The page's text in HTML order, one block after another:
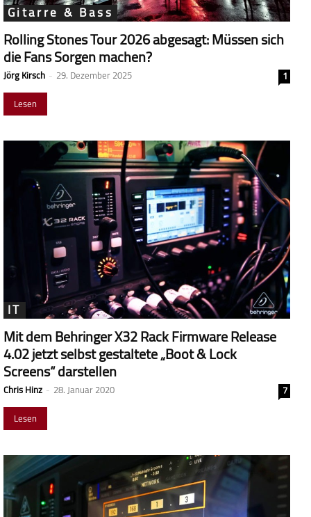
Gitarre & Bass
Rolling Stones Tour 2026 abgesagt: Müssen sich
die Fans Sorgen machen?
Jörg Kirsch - 29. Dezember 2025
1
Lesen
IT
Mit dem Behringer X32 Rack Firmware Release
4.02 jetzt selbst gestaltete „Boot & Lock
Screens“ darstellen
Chris Hinz - 28. Januar 2020
7
Lesen